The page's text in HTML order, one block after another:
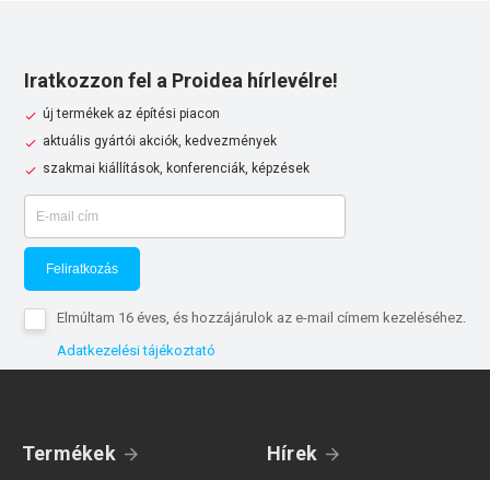
Iratkozzon fel a Proidea hírlevélre!
új termékek az építési piacon
aktuális gyártói akciók, kedvezmények
szakmai kiállítások, konferenciák, képzések
Feliratkozás
Elmúltam 16 éves, és hozzájárulok az e-mail címem kezeléséhez.
Adatkezelési tájékoztató
Termékek Hírek